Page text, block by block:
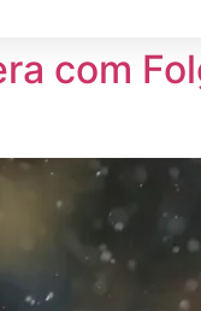
com